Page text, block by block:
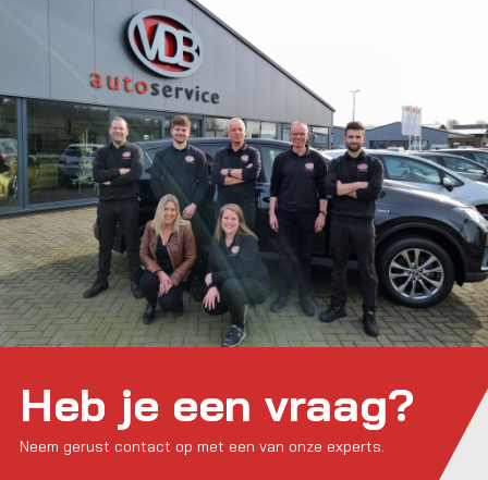
Heb je een vraag?
Neem gerust contact op met een van onze experts.